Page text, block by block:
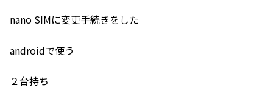
nano SIMに変更手続きをした
androidで使う
２台持ち